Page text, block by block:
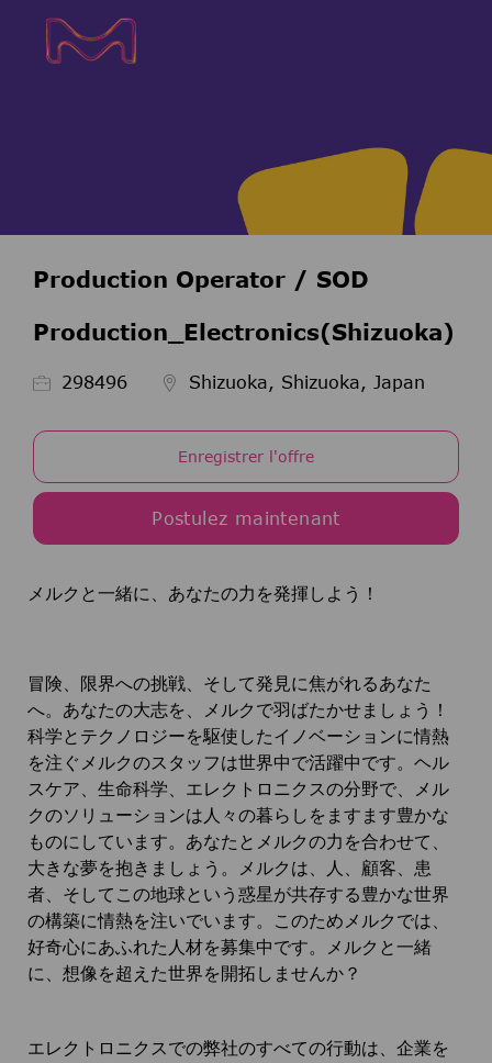
Production Operator / SOD
Production_Electronics(Shizuoka)
ID de l’emploi
298496 Shizuoka, Shizuoka, Japan
Enregistrer l'offre
Postulez maintenant
メルクと一緒に、あなたの力を発揮しよう！
冒険、限界への挑戦、そして発見に焦がれるあなた
へ。あなたの大志を、メルクで羽ばたかせましょう！
科学とテクノロジーを駆使したイノベーションに情熱
を注ぐメルクのスタッフは世界中で活躍中です。ヘル
スケア、生命科学、エレクトロニクスの分野で、メル
クのソリューションは人々の暮らしをますます豊かな
ものにしています。あなたとメルクの力を合わせて、
大きな夢を抱きましょう。メルクは、人、顧客、患
者、そしてこの地球という惑星が共存する豊かな世界
の構築に情熱を注いでいます。このためメルクでは、
好奇心にあふれた人材を募集中です。メルクと一緒
に、想像を超えた世界を開拓しませんか？
エレクトロニクスでの弊社のすべての行動は、企業を